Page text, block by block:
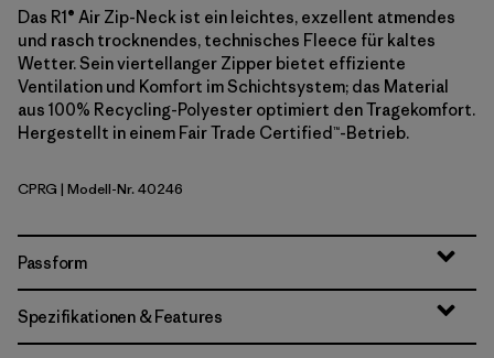
Das R1® Air Zip-Neck ist ein leichtes, exzellent atmendes
und rasch trocknendes, technisches Fleece für kaltes
Wetter. Sein viertellanger Zipper bietet effiziente
Ventilation und Komfort im Schichtsystem; das Material
aus 100% Recycling-Polyester optimiert den Tragekomfort.
Hergestellt in einem Fair Trade Certified™-Betrieb.
Caper Green
CPRG | Modell-Nr. 40246
Passform
Spezifikationen & Features